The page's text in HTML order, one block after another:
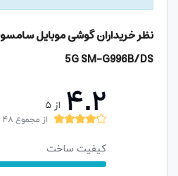
5G SM-G996B/DS